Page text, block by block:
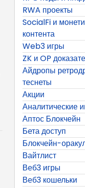
RWA проекты
SocialFi и
контента
Web3 игры
ZK и OP
Айдропы
теснеты
Акции
Аналитические
Аптос Блокчейн
Бета доступ
Блокчейн-
Вайтлист
Веб3 игры
Веб3 кошельки